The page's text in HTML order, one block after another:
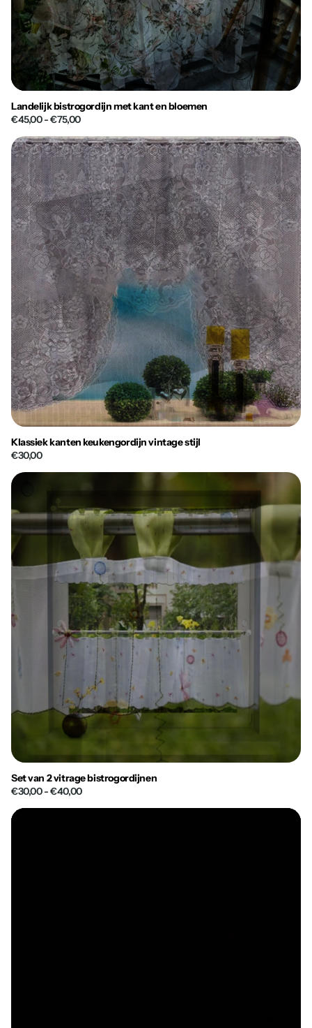
Landelijk bistrogordijn met kant en bloemen
€45,00- €75,00
Klassiek kanten keukengordijn vintage stijl
€30,00
Set van 2 vitrage bistrogordijnen
€30,00- €40,00